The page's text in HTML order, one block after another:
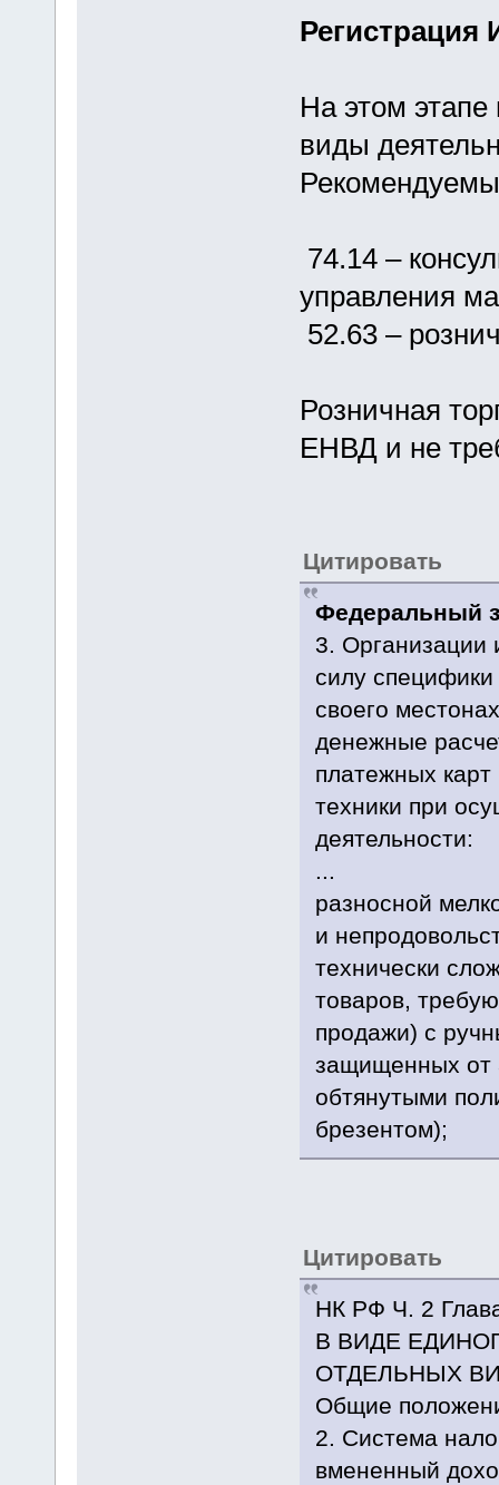
Регистрация
На этом
виды
74.14 –
управления
52.63 –
Розничная
ЕНВД и не
Цитировать
Федеральный
3. Организации
силу
своего
денежные
платежных карт
техники при
деятельности:
...
разносной
и
технически
товаров,
продажи) с
защищенных от
обтянутыми
брезентом);
Цитировать
НК РФ Ч. 2
В ВИДЕ
ОТДЕЛЬНЫХ
Общие
2. Система
вмененный